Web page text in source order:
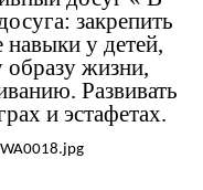
закрепить
навыки у детей,
жизни,
Развивать
и эстафетах.